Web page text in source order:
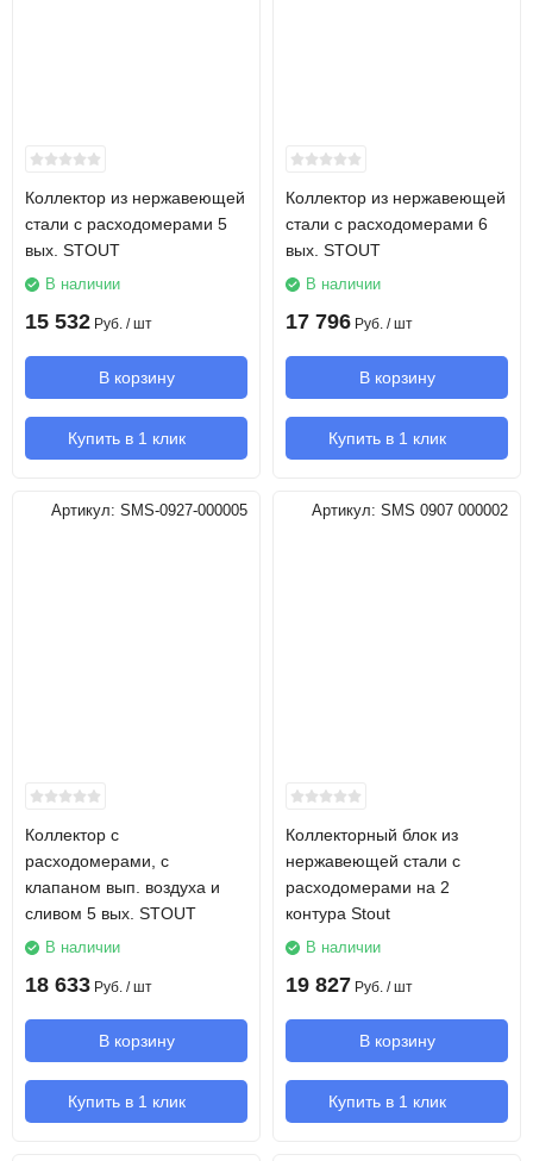
Коллектор из нержавеющей
стали с расходомерами 5
вых. STOUT
В наличии
15 532 Руб. / шт
В корзину
Купить в 1 клик
Коллектор из нержавеющей
стали с расходомерами 6
вых. STOUT
В наличии
17 796 Руб. / шт
В корзину
Купить в 1 клик
Артикул: SMS-0927-000005
Коллектор с
расходомерами, с
клапаном вып. воздуха и
сливом 5 вых. STOUT
В наличии
18 633 Руб. / шт
В корзину
Купить в 1 клик
Артикул: SMS 0907 000002
Коллекторный блок из
нержавеющей стали с
расходомерами на 2
контура Stout
В наличии
19 827 Руб. / шт
В корзину
Купить в 1 клик